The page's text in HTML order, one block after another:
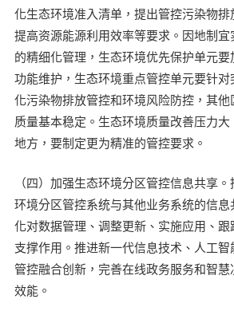
化生态环境准入清单，提出管控污染物排
提高资源能源利用效率等要求。因地制宜
的精细化管理，生态环境优先保护单元
功能维护，生态环境重点管控单元要针
化污染物排放管控和环境风险防控，其
质量基本稳定。生态环境质量改善压力
地方，要制定更为精准的管控要求。
（四）加强生态环境分区管控信息共享
环境分区管控系统与其他业务系统的信
化对数据管理、调整更新、实施应用、
支撑作用。推进新一代信息技术、人工
管控融合创新，完善在线政务服务和智
效能。